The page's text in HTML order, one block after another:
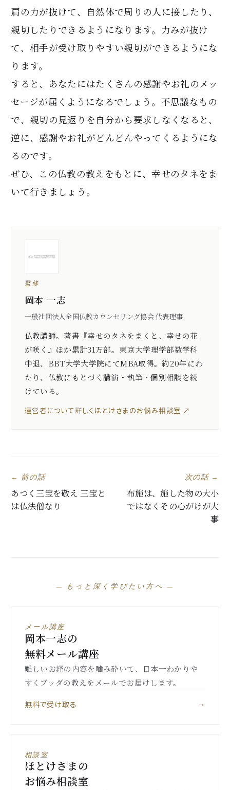
肩の力が抜けて、自然体で周りの人に接したり、
親切したりできるようになります。力みが抜け
て、相手が受け取りやすい親切ができるようにな
ります。
すると、あなたにはたくさんの感謝やお礼のメッ
セージが届くようになるでしょう。不思議なもの
で、親切の見返りを自分から要求しなくなると、
逆に、感謝やお礼がどんどんやってくるようにな
るのです。
ぜひ、この仏教の教えをもとに、幸せのタネをま
いて行きましょう。
監修
岡本 一志
一般社団法人全国仏教カウンセリング協会 代表理事
仏教講師。著書『幸せのタネをまくと、幸せの花
が咲く』ほか累計31万部。東京大学理学部数学科
中退、BBT大学大学院にてMBA取得。約20年にわ
たり、仏教にもとづく講演・執筆・個別相談を続
けている。
運営者について詳しく ほとけさまのお悩み相談室 ↗
← 前の話
あつく三宝を敬え 三宝と
は仏法僧なり
次の話 →
布施は、施した物の大小
ではなくその心がけが大
事
— もっと深く学びたい方へ —
メール講座
岡本一志の
無料メール講座
難しいお経の内容を噛み砕いて、日本一わかりや
すくブッダの教えをメールでお届けします。
無料で受け取る →
相談室
ほとけさまの
お悩み相談室